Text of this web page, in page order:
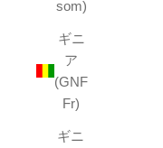
som)
ギニ
ア
(GNF
Fr)
ギニ